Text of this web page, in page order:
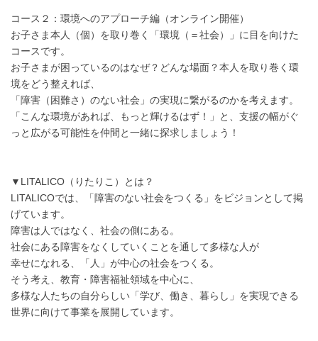
コース２：環境へのアプローチ編（オンライン開催）
お子さま本人（個）を取り巻く「環境（＝社会）」に目を向けた
コースです。
お子さまが困っているのはなぜ？どんな場面？本人を取り巻く環
境をどう整えれば、
「障害（困難さ）のない社会」の実現に繋がるのかを考えます。
「こんな環境があれば、もっと輝けるはず！」と、支援の幅がぐ
っと広がる可能性を仲間と一緒に探求しましょう！
▼LITALICO（りたりこ）とは？
LITALICOでは、「障害のない社会をつくる」をビジョンとして掲
げています。
障害は人ではなく、社会の側にある。
社会にある障害をなくしていくことを通して多様な人が
幸せになれる、「人」が中心の社会をつくる。
そう考え、教育・障害福祉領域を中心に、
多様な人たちの自分らしい「学び、働き、暮らし」を実現できる
世界に向けて事業を展開しています。